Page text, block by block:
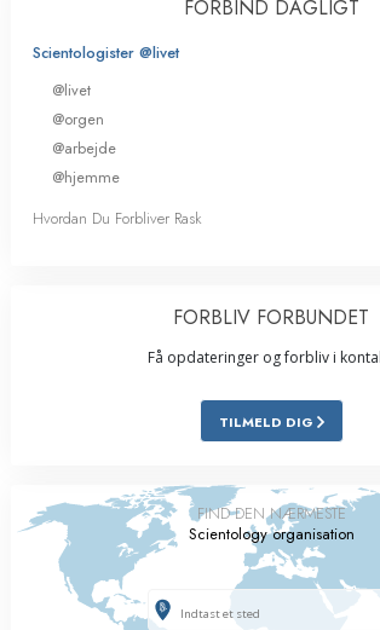
FORBIND DAGLIGT
Scientologister @livet
@livet
@orgen
@arbejde
@hjemme
Hvordan Du Forbliver Rask
FORBLIV FORBUNDET
Få opdateringer og forbliv i
TILMELD DIG
FIND DEN NÆRMESTE
Scientology organisation